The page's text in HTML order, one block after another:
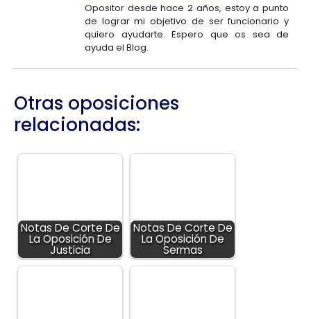
Opositor desde hace 2 años, estoy a punto
de lograr mi objetivo de ser funcionario y
quiero ayudarte. Espero que os sea de
ayuda el Blog.
Otras oposiciones
relacionadas:
Notas De Corte De
La Oposición De
Justicia
Notas De Corte De
La Oposición De
Sermas